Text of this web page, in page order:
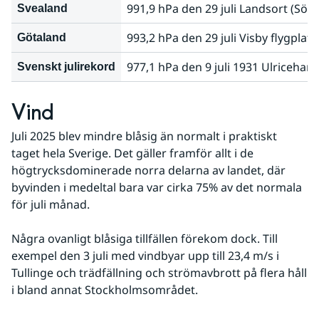
Svealand 991,9 hPa den 29 juli Landsort
Götaland 993,2 hPa den 29 juli Visby
Svenskt julirekord 977,1 hPa den 9 juli 1931
Vind
Juli 2025 blev mindre blåsig än normalt i praktiskt
taget hela Sverige. Det gäller framför allt i de
högtrycksdominerade norra delarna av landet, där
byvinden i medeltal bara var cirka 75% av det normala
för juli månad.
Några ovanligt blåsiga tillfällen förekom dock. Till
exempel den 3 juli med vindbyar upp till 23,4 m/s i
Tullinge och trädfällning och strömavbrott på flera håll
i bland annat Stockholmsområdet.